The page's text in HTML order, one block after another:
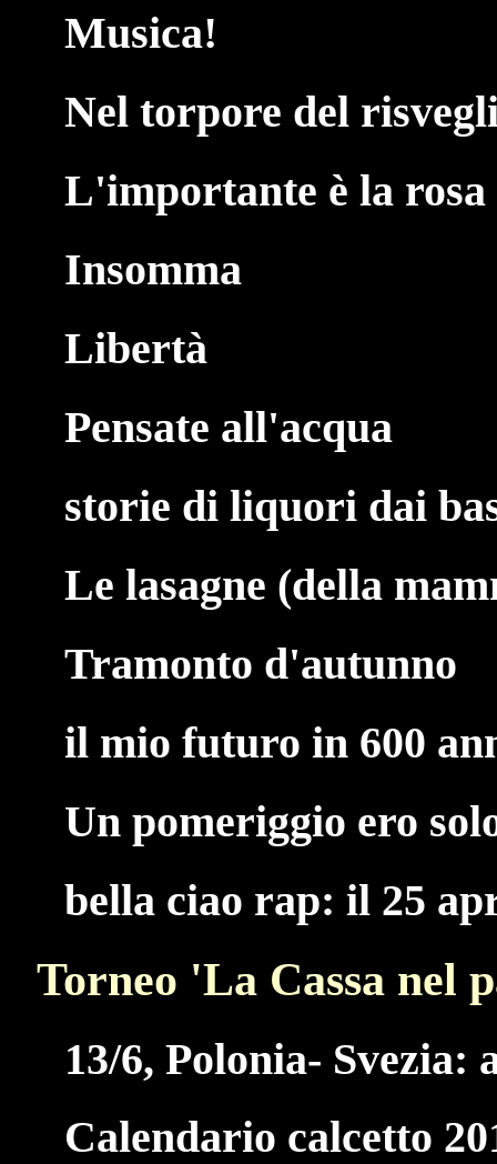
Musica!
Nel torpore del
L'importante è la rosa
Insomma
Libertà
Pensate all'acqua
storie di liquori dai
Le lasagne (della
Tramonto d'autunno
il mio futuro in 600
Un pomeriggio ero
bella ciao rap: il 25
Torneo 'La Cassa nel
13/6, Polonia- Svezia:
Calendario calcetto